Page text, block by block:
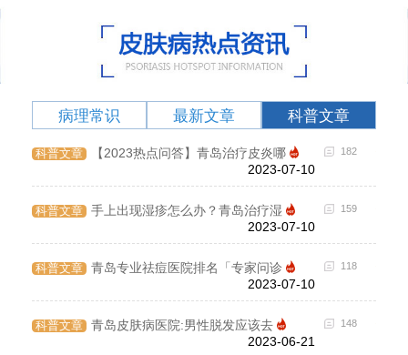
病理常识 最新文章 科普文章
科普文章
【2023热点问答】青岛治疗皮炎哪
2023-07-10
182
科普文章
手上出现湿疹怎么办？青岛治疗湿
2023-07-10
159
科普文章
青岛专业祛痘医院排名「专家问诊
2023-07-10
118
科普文章
青岛皮肤病医院:男性脱发应该去
2023-06-21
148